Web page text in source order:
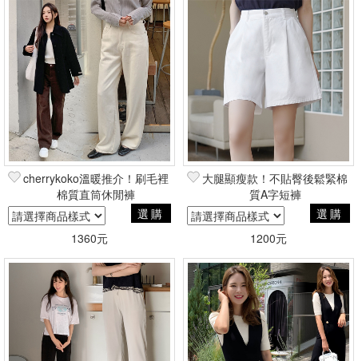
cherrykoko溫暖推介！刷毛裡
棉質直筒休閒褲
選購
1360元
大腿顯瘦款！不貼臀後鬆緊棉
質A字短褲
選購
1200元